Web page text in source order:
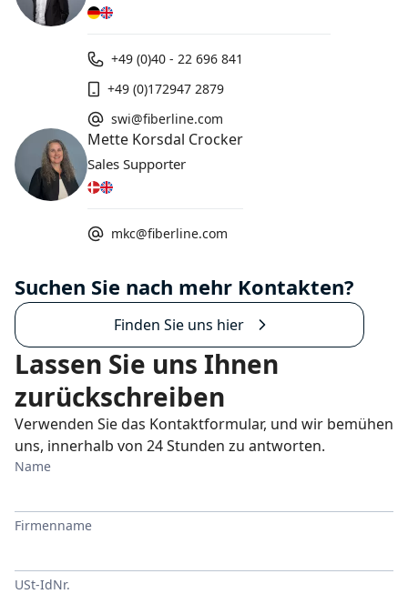
+49 (0)40 - 22 696 841
+49 (0)172947 2879
swi@fiberline.com
Mette Korsdal Crocker
Sales Supporter
mkc@fiberline.com
Suchen Sie nach mehr Kontakten?
Finden Sie uns hier
Lassen Sie uns Ihnen
zurückschreiben
Verwenden Sie das Kontaktformular, und wir bemühen
uns, innerhalb von 24 Stunden zu antworten.
Name
Firmenname
USt-IdNr.